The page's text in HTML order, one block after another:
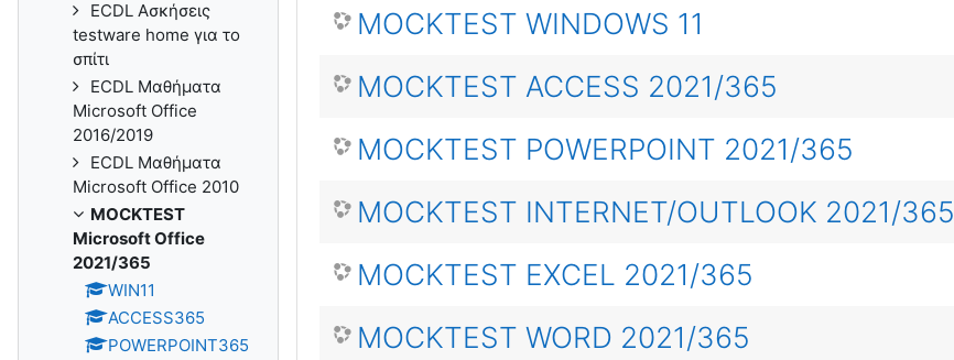
MOCKTEST WINDOWS 11
MOCKTEST ACCESS 2021/365
MOCKTEST POWERPOINT 2021/365
MOCKTEST INTERNET/OUTLOOK 2021/365
MOCKTEST EXCEL 2021/365
MOCKTEST WORD 2021/365
ECDL Ασκήσεις
testware home για το
σπίτι
ECDL Μαθήματα
Microsoft Office
2016/2019
ECDL Μαθήματα
Microsoft Office 2010
MOCKTEST
Microsoft Office
2021/365
WIN11
ACCESS365
POWERPOINT365